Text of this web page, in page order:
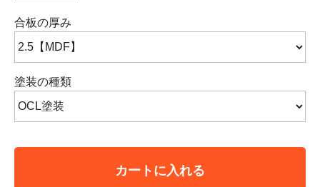
合板の厚み
塗装の種類
カートに入れる